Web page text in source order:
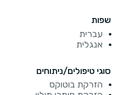
שפות
עברית
אנגלית
סוגי טיפולים/ניתוחים
הזרקת בוטוקס